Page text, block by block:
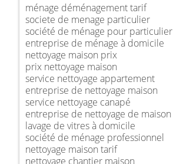
ménage déménagement tarif
societe de menage particulier
société de ménage pour particulier
entreprise de ménage à domicile
nettoyage maison prix
prix nettoyage maison
service nettoyage appartement
entreprise de nettoyage maison
service nettoyage canapé
entreprise de nettoyage de maison
lavage de vitres à domicile
société de ménage professionnel
nettoyage maison tarif
nettoyage chantier maison